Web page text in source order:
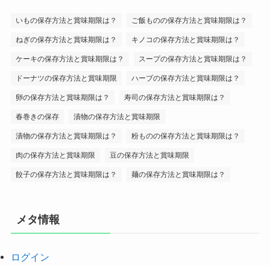
いもの保存方法と賞味期限は？ ご飯ものの保存方法と賞味期限は？
ねぎの保存方法と賞味期限は？ キノコの保存方法と賞味期限は？
ケーキの保存方法と賞味期限は？ スープの保存方法と賞味期限は？
ドーナツの保存方法と賞味期限 ハーブの保存方法と賞味期限は？
卵の保存方法と賞味期限は？ 寿司の保存方法と賞味期限は？
春巻きの保存 漬物の保存方法と賞味期限
漬物の保存方法と賞味期限は？ 粉ものの保存方法と賞味期限は？
肉の保存方法と賞味期限 豆の保存方法と賞味期限
餃子の保存方法と賞味期限は？ 麺の保存方法と賞味期限は？
メタ情報
ログイン